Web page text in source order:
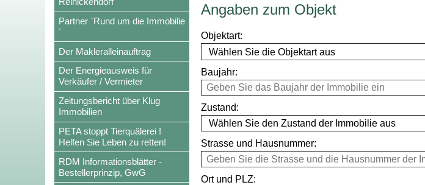
Partner `Rund um die Immobilie
´
Der Makleralleinauftrag
Der Energieausweis für
Verkäufer / Vermieter
Zeitungsbericht über Klug
Immobilien
PETA stoppt Tierquälerei !
Helfen Sie Leben zu retten!
RDM Informationsblätter -
Bestellerprinzip, GwG
Angaben zum Objekt
Objektart:
Baujahr:
Zustand:
Strasse und Hausnummer:
Ort und PLZ: